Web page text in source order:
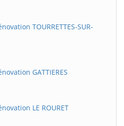
TOURRETTES-SUR-
GATTIERES
LE ROURET